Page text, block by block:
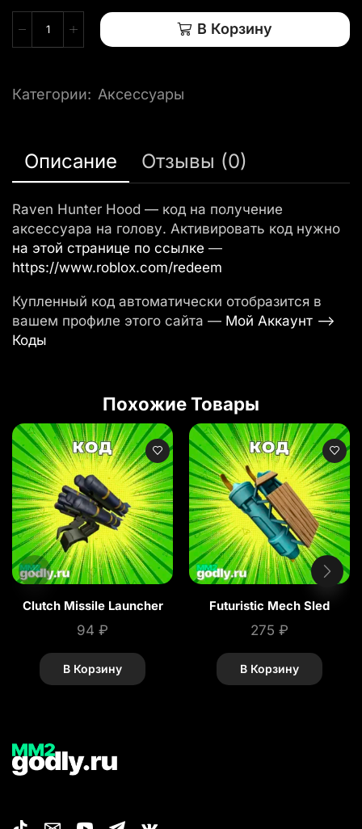
В Корзину
Категории: Аксессуары
Описание Отзывы (0)
Raven Hunter Hood — код на получение
аксессуара на голову. Активировать код нужно
на этой странице по ссылке —
https://www.roblox.com/redeem
Купленный код автоматически отобразится в
вашем профиле этого сайта — Мой Аккаунт —>
Коды
Похожие Товары
Clutch Missile Launcher
94 ₽
В Корзину
Futuristic Mech Sled
275 ₽
В Корзину